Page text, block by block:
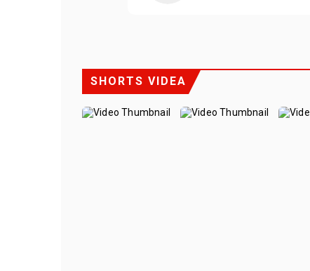
SHORTS VIDEA